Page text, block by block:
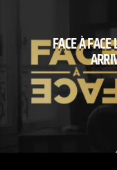
FACE À